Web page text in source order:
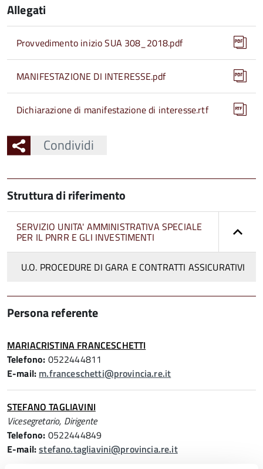
Allegati
Provvedimento inizio SUA 308_2018.pdf
MANIFESTAZIONE DI INTERESSE.pdf
Dichiarazione di manifestazione di interesse.rtf
Condividi
Struttura di riferimento
SERVIZIO UNITA' AMMINISTRATIVA SPECIALE
PER IL PNRR E GLI INVESTIMENTI
U.O. PROCEDURE DI GARA E CONTRATTI ASSICURATIVI
Persona referente
MARIACRISTINA FRANCESCHETTI
Telefono: 0522444811
E-mail: m.franceschetti@provincia.re.it
STEFANO TAGLIAVINI
Vicesegretario, Dirigente
Telefono: 0522444849
E-mail:stefano.tagliavini@provincia.re.it